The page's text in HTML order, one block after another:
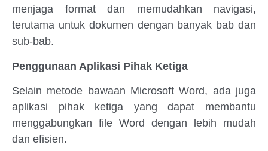
menjaga format dan memudahkan navigasi,
terutama untuk dokumen dengan banyak bab dan
sub-bab.
Penggunaan Aplikasi Pihak Ketiga
Selain metode bawaan Microsoft Word, ada juga
aplikasi pihak ketiga yang dapat membantu
menggabungkan file Word dengan lebih mudah
dan efisien.